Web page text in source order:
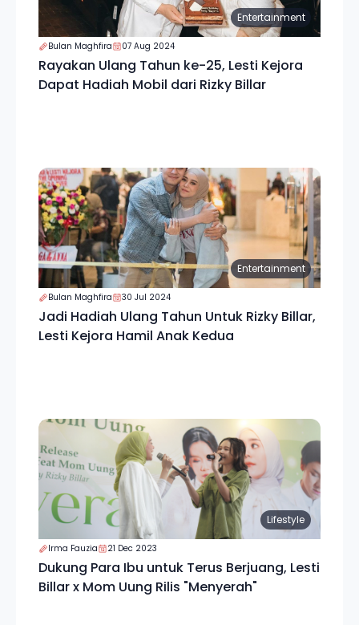
Entertainment
Bulan Maghfira 07 Aug 2024
Rayakan Ulang Tahun ke-25, Lesti Kejora
Dapat Hadiah Mobil dari Rizky Billar
Entertainment
Bulan Maghfira 30 Jul 2024
Jadi Hadiah Ulang Tahun Untuk Rizky Billar,
Lesti Kejora Hamil Anak Kedua
Lifestyle
Irma Fauzia 21 Dec 2023
Dukung Para Ibu untuk Terus Berjuang, Lesti
Billar x Mom Uung Rilis "Menyerah"